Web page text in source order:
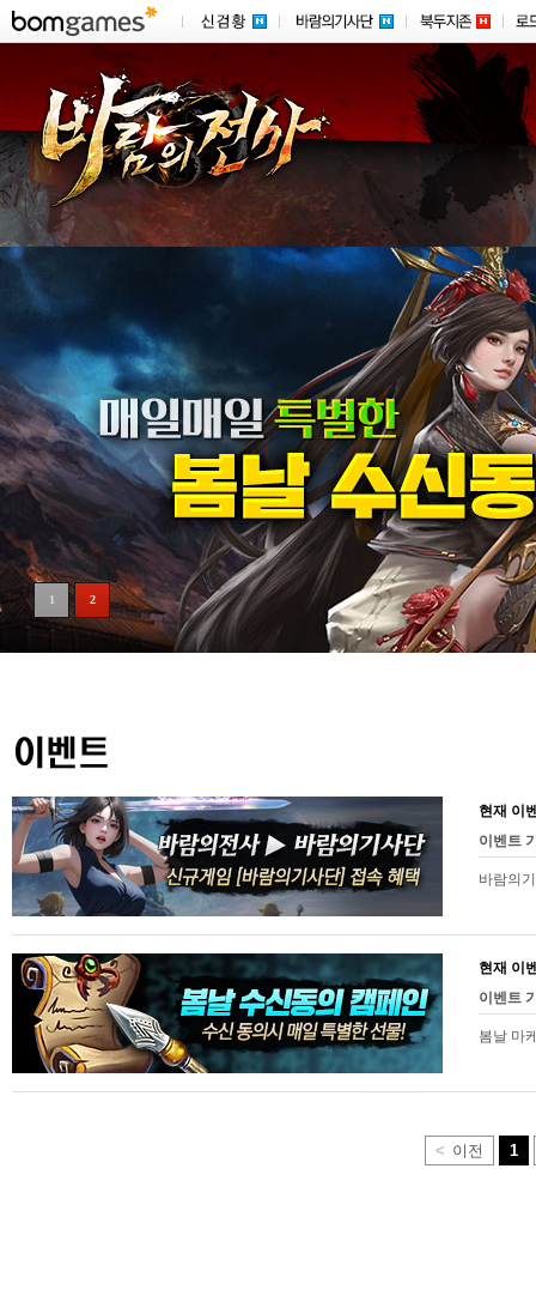
1 2
현재 이
이벤트
바람의
현재 이
이벤트
봄날 마
< 이전 1